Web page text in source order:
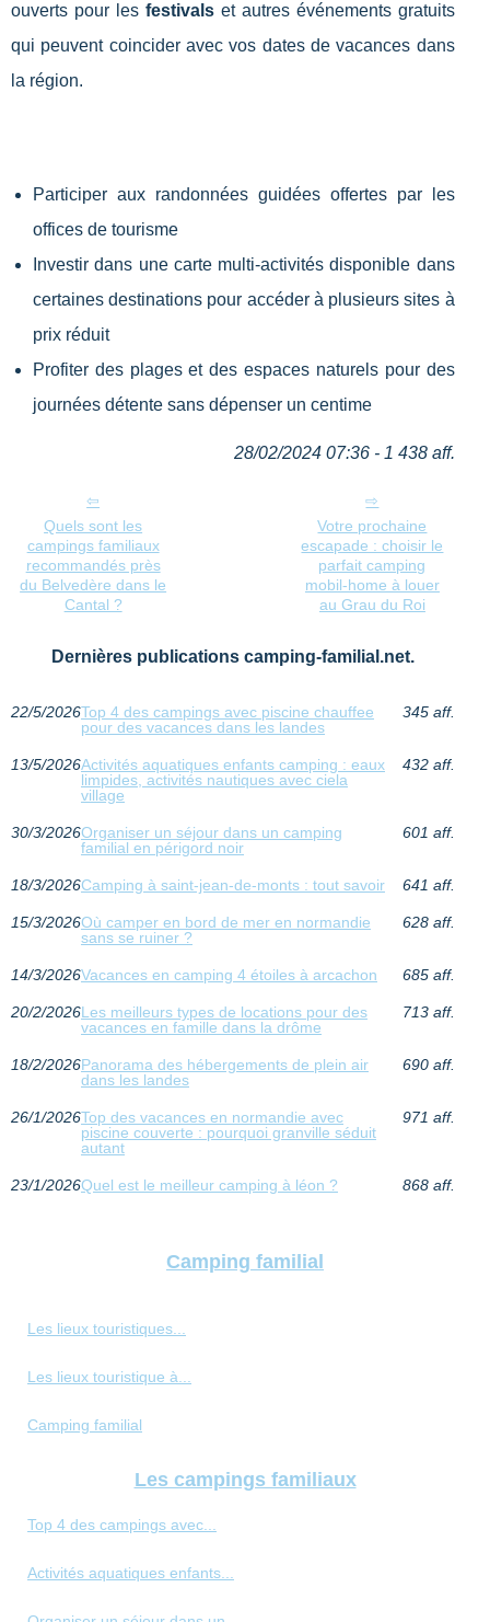
ouverts pour les festivalset autres événements gratuits
qui peuvent coincider avec vos dates de vacances dans
la région.
Participer aux randonnées guidées offertes par les
offices de tourisme
Investir dans une carte multi-activités disponible dans
certaines destinations pour accéder à plusieurs sites à
prix réduit
Profiter des plages et des espaces naturels pour des
journées détente sans dépenser un centime
28/02/2024 07:36 - 1 438 aff.
Quels sont les
campings familiaux
recommandés près
du Belvedère dans le
Cantal ?
Votre prochaine
escapade : choisir le
parfait camping
mobil-home à louer
au Grau du Roi
Dernières publications camping-familial.net.
22/5/2026Top 4 des campings avec piscine chauffee
pour des vacances dans les landes
345 aff.
13/5/2026Activités aquatiques enfants camping : eaux
limpides, activités nautiques avec ciela
village
432 aff.
30/3/2026Organiser un séjour dans un camping
familial en périgord noir
601 aff.
18/3/2026Camping à saint-jean-de-monts : tout savoir 641 aff.
15/3/2026Où camper en bord de mer en normandie
sans se ruiner ?
628 aff.
14/3/2026Vacances en camping 4 étoiles à arcachon 685 aff.
20/2/2026Les meilleurs types de locations pour des
vacances en famille dans la drôme
713 aff.
18/2/2026Panorama des hébergements de plein air
dans les landes
690 aff.
26/1/2026Top des vacances en normandie avec
piscine couverte : pourquoi granville séduit
autant
971 aff.
23/1/2026Quel est le meilleur camping à léon ? 868 aff.
Camping familial
Les lieux touristiques...
Les lieux touristique à...
Camping familial
Les campings familiaux
Top 4 des campings avec...
Activités aquatiques enfants...